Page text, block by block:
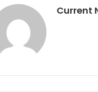
Current